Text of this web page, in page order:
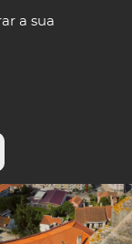
a sua